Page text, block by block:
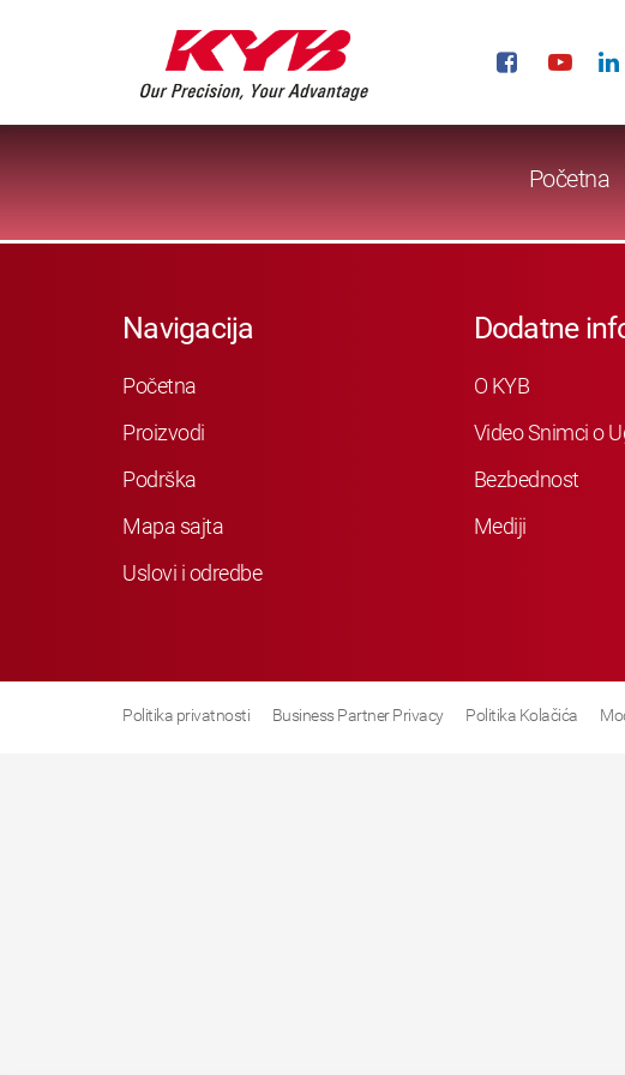
Početna
Navigacija
Početna
Proizvodi
Podrška
Mapa sajta
Uslovi i odredbe
Dodatne
O KYB
Video Snimci o
Bezbednost
Mediji
Politika privatnosti Business Partner Privacy Politika Kolačića